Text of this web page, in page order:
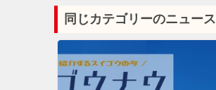
同じカテゴリーのニュース